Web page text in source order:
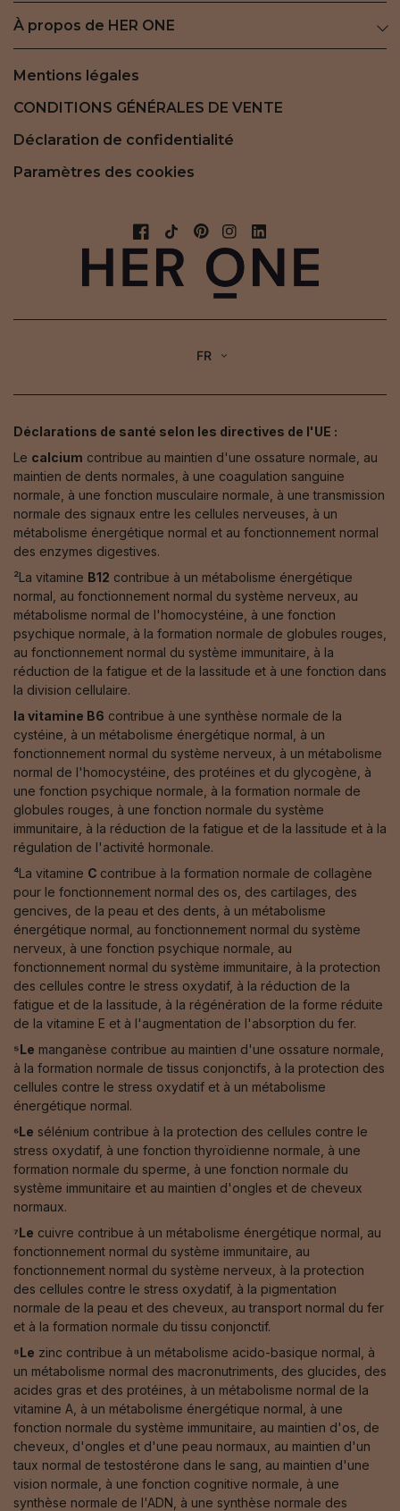
À propos de HER ONE
Mentions légales
CONDITIONS GÉNÉRALES DE VENTE
Déclaration de confidentialité
Paramètres des cookies
FR
Déclarations de santé selon les directives de l'UE :
Le calcium contribue au maintien d'une ossature normale, au
maintien de dents normales, à une coagulation sanguine
normale, à une fonction musculaire normale, à une transmission
normale des signaux entre les cellules nerveuses, à un
métabolisme énergétique normal et au fonctionnement normal
des enzymes digestives.
²La vitamine B12 contribue à un métabolisme énergétique
normal, au fonctionnement normal du système nerveux, au
métabolisme normal de l'homocystéine, à une fonction
psychique normale, à la formation normale de globules rouges,
au fonctionnement normal du système immunitaire, à la
réduction de la fatigue et de la lassitude et à une fonction dans
la division cellulaire.
la vitamine B6 contribue à une synthèse normale de la
cystéine, à un métabolisme énergétique normal, à un
fonctionnement normal du système nerveux, à un métabolisme
normal de l'homocystéine, des protéines et du glycogène, à
une fonction psychique normale, à la formation normale de
globules rouges, à une fonction normale du système
immunitaire, à la réduction de la fatigue et de la lassitude et à la
régulation de l'activité hormonale.
⁴La vitamine C contribue à la formation normale de collagène
pour le fonctionnement normal des os, des cartilages, des
gencives, de la peau et des dents, à un métabolisme
énergétique normal, au fonctionnement normal du système
nerveux, à une fonction psychique normale, au
fonctionnement normal du système immunitaire, à la protection
des cellules contre le stress oxydatif, à la réduction de la
fatigue et de la lassitude, à la régénération de la forme réduite
de la vitamine E et à l'augmentation de l'absorption du fer.
⁵Le manganèse contribue au maintien d'une ossature normale,
à la formation normale de tissus conjonctifs, à la protection des
cellules contre le stress oxydatif et à un métabolisme
énergétique normal.
⁶Le sélénium contribue à la protection des cellules contre le
stress oxydatif, à une fonction thyroïdienne normale, à une
formation normale du sperme, à une fonction normale du
système immunitaire et au maintien d'ongles et de cheveux
normaux.
⁷Le cuivre contribue à un métabolisme énergétique normal, au
fonctionnement normal du système immunitaire, au
fonctionnement normal du système nerveux, à la protection
des cellules contre le stress oxydatif, à la pigmentation
normale de la peau et des cheveux, au transport normal du fer
et à la formation normale du tissu conjonctif.
⁸Le zinc contribue à un métabolisme acido-basique normal, à
un métabolisme normal des macronutriments, des glucides, des
acides gras et des protéines, à un métabolisme normal de la
vitamine A, à un métabolisme énergétique normal, à une
fonction normale du système immunitaire, au maintien d'os, de
cheveux, d'ongles et d'une peau normaux, au maintien d'un
taux normal de testostérone dans le sang, au maintien d'une
vision normale, à une fonction cognitive normale, à une
synthèse normale de l'ADN, à une synthèse normale des